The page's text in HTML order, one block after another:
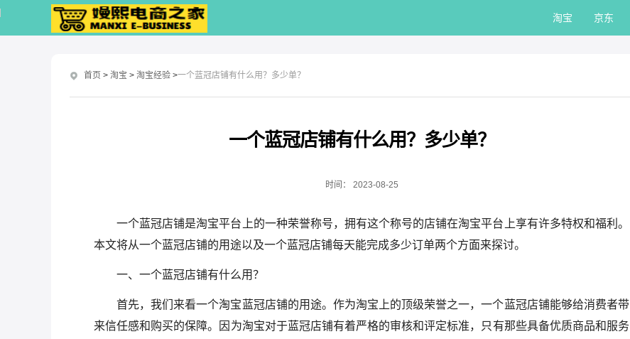
淘宝 京东
首页 > 淘宝 > 淘宝经验 >一个蓝冠店铺有什么用？多少单？
一个蓝冠店铺有什么用？多少单？
时间： 2023-08-25
一个蓝冠店铺是淘宝平台上的一种荣誉称号，拥有这个称号的店铺在淘宝平台上享有许多特权和福利。
本文将从一个蓝冠店铺的用途以及一个蓝冠店铺每天能完成多少订单两个方面来探讨。
一、一个蓝冠店铺有什么用？
首先，我们来看一个淘宝蓝冠店铺的用途。作为淘宝上的顶级荣誉之一，一个蓝冠店铺能够给消费者带
来信任感和购买的保障。因为淘宝对于蓝冠店铺有着严格的审核和评定标准，只有那些具备优质商品和服务